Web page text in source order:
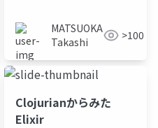
MATSUOKA
Takashi
>100
Clojurianからみた
Elixir